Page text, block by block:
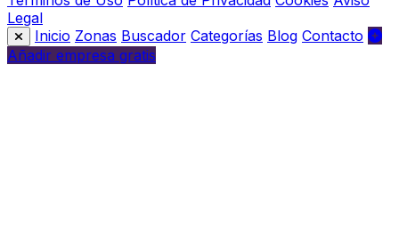
Legal
Inicio Zonas Buscador Categorías Blog Contacto
Añadir empresa gratis